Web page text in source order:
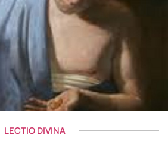
LECTIO DIVINA